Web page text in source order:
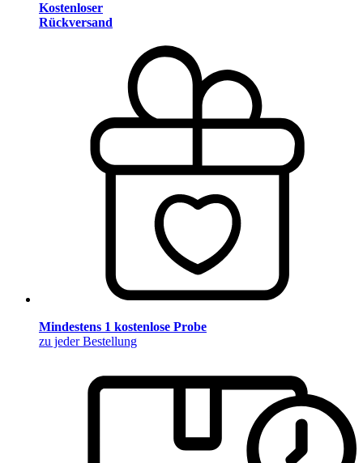
Kostenloser
Rückversand
Mindestens 1 kostenlose Probe
zu jeder Bestellung